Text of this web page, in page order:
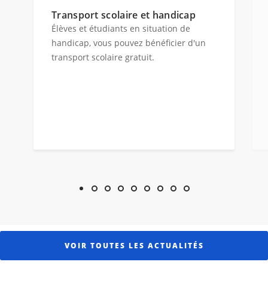
Transport scolaire et handicap
Élèves et étudiants en situation de
handicap, vous pouvez bénéficier d'un
transport scolaire gratuit.
Afficher l'image 1
Afficher l'image 2
Afficher l'image 3
Afficher l'image 4
Afficher l'image 5
Afficher l'image 6
Afficher l'image 7
Afficher l'image 8
Afficher
VOIR TOUTES LES ACTUALITÉS